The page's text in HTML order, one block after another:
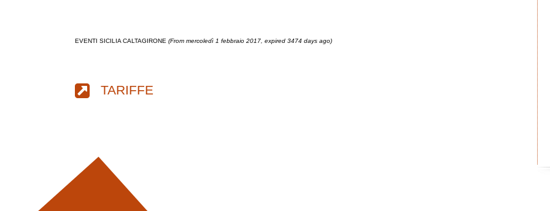
EVENTI SICILIA CALTAGIRONE (From mercoledì 1 febbraio 2017, expired 3474 days ago)
TARIFFE